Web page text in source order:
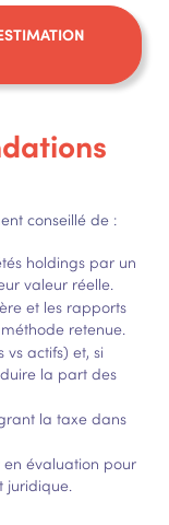
conseillé de :
holdings par un
valeur réelle.
et les rapports
retenue.
vs actifs) et, si
la part des
la taxe dans
en évaluation pour
juridique.